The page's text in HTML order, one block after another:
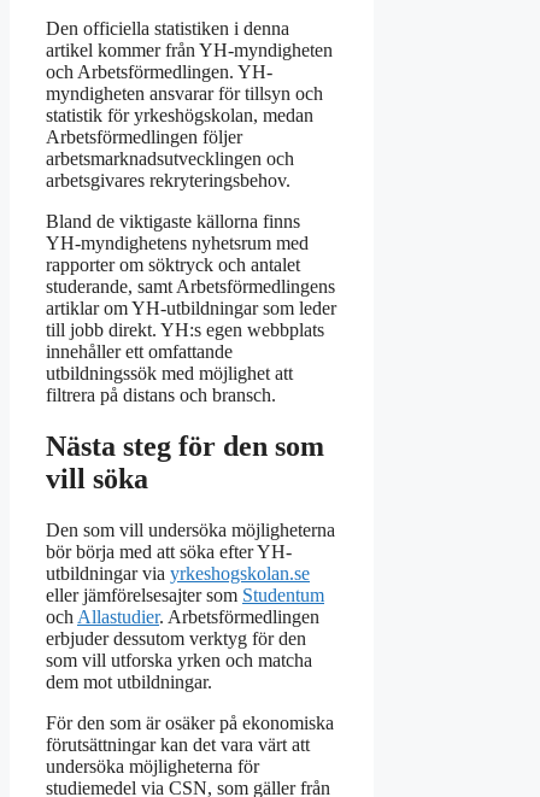
Den officiella statistiken i denna
artikel kommer från YH-myndigheten
och Arbetsförmedlingen. YH-
myndigheten ansvarar för tillsyn och
statistik för yrkeshögskolan, medan
Arbetsförmedlingen följer
arbetsmarknadsutvecklingen och
arbetsgivares rekryteringsbehov.
Bland de viktigaste källorna finns
YH-myndighetens nyhetsrum med
rapporter om söktryck och antalet
studerande, samt Arbetsförmedlingens
artiklar om YH-utbildningar som leder
till jobb direkt. YH:s egen webbplats
innehåller ett omfattande
utbildningssök med möjlighet att
filtrera på distans och bransch.
Nästa steg för den som
vill söka
Den som vill undersöka möjligheterna
bör börja med att söka efter YH-
utbildningar via yrkeshogskolan.se
eller jämförelsesajter som Studentum
och Allastudier. Arbetsförmedlingen
erbjuder dessutom verktyg för den
som vill utforska yrken och matcha
dem mot utbildningar.
För den som är osäker på ekonomiska
förutsättningar kan det vara värt att
undersöka möjligheterna för
studiemedel via CSN, som gäller från